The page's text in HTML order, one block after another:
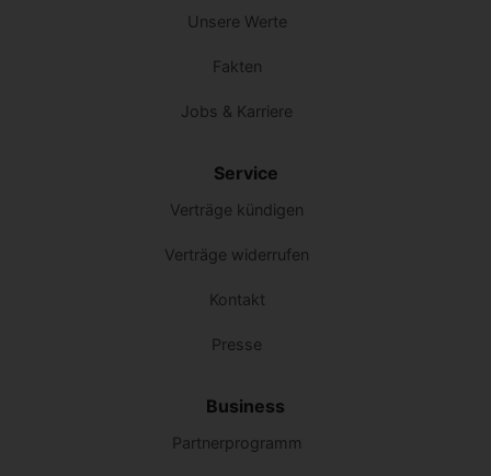
Unsere Werte
Fakten
Jobs & Karriere
Service
Verträge kündigen
Verträge widerrufen
Kontakt
Presse
Business
Partnerprogramm